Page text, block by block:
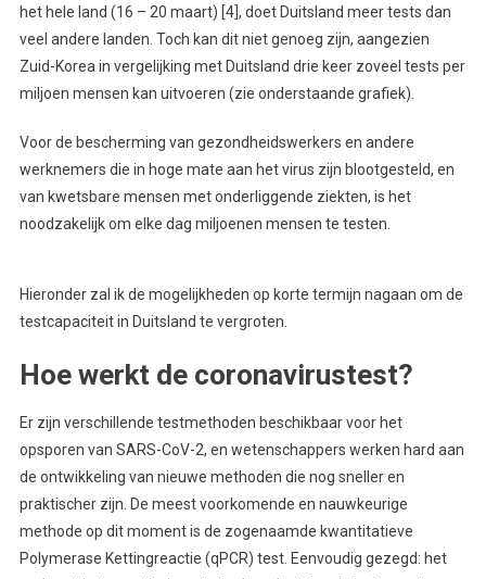
het hele land (16 – 20 maart) [4], doet Duitsland meer tests dan
veel andere landen. Toch kan dit niet genoeg zijn, aangezien
Zuid-Korea in vergelijking met Duitsland drie keer zoveel tests per
miljoen mensen kan uitvoeren (zie onderstaande grafiek).
Voor de bescherming van gezondheidswerkers en andere
werknemers die in hoge mate aan het virus zijn blootgesteld, en
van kwetsbare mensen met onderliggende ziekten, is het
noodzakelijk om elke dag miljoenen mensen te testen.
Hieronder zal ik de mogelijkheden op korte termijn nagaan om de
testcapaciteit in Duitsland te vergroten.
Hoe werkt de coronavirustest?
Er zijn verschillende testmethoden beschikbaar voor het
opsporen van SARS-CoV-2, en wetenschappers werken hard aan
de ontwikkeling van nieuwe methoden die nog sneller en
praktischer zijn. De meest voorkomende en nauwkeurige
methode op dit moment is de zogenaamde kwantitatieve
Polymerase Kettingreactie (qPCR) test. Eenvoudig gezegd: het